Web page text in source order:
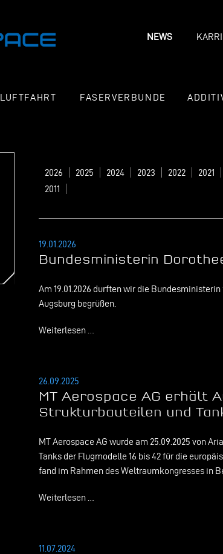
NEWS
LUFTFAHRT FASERVERBUNDE
2026 2025 2024 2023 2022 2021
2011
19.01.2026
Bundesministerin
Am 19.01.2026 durften wir die
Augsburg begrüßen.
Weiterlesen …
26.09.2025
MT Aerospace AG erhält
Strukturbauteilen und
MT Aerospace AG wurde am 25.09.2025 von
Tanks der Flugmodelle 16 bis 42 für die
fand im Rahmen des Weltraumkongresses in
Weiterlesen …
11.07.2024